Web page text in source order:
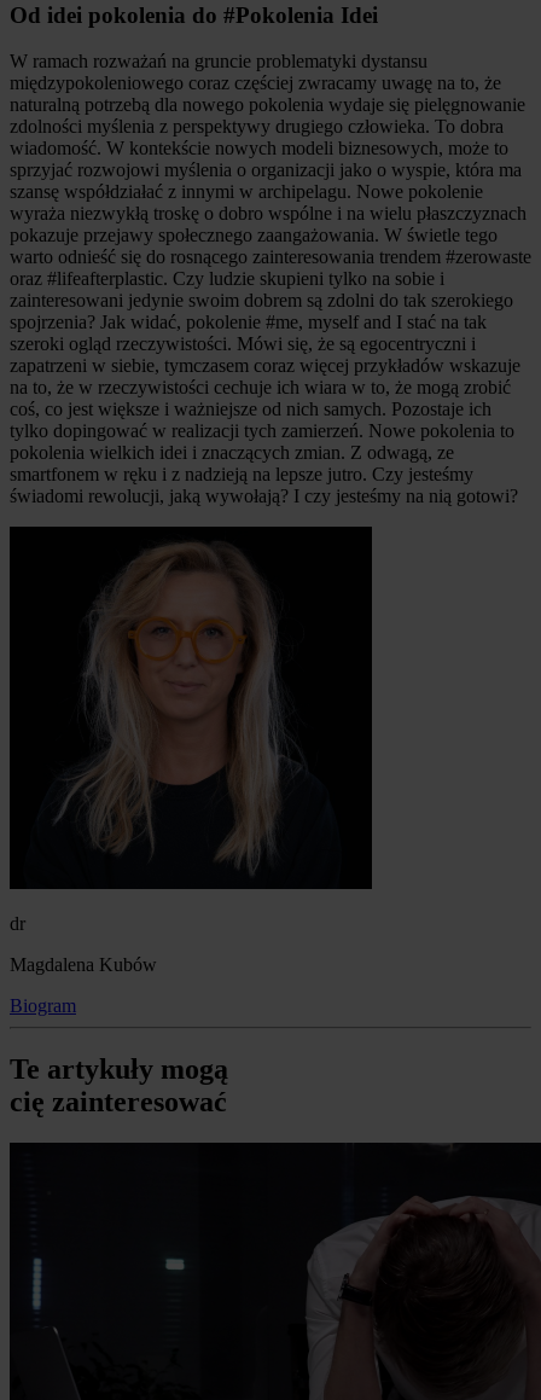
Od idei pokolenia do #Pokolenia Idei
W ramach rozważań na gruncie problematyki dystansu
międzypokoleniowego coraz częściej zwracamy uwagę na to, że
naturalną potrzebą dla nowego pokolenia wydaje się pielęgnowanie
zdolności myślenia z perspektywy drugiego człowieka. To dobra
wiadomość. W kontekście nowych modeli biznesowych, może to
sprzyjać rozwojowi myślenia o organizacji jako o wyspie, która ma
szansę współdziałać z innymi w archipelagu. Nowe pokolenie
wyraża niezwykłą troskę o dobro wspólne i na wielu płaszczyznach
pokazuje przejawy społecznego zaangażowania. W świetle tego
warto odnieść się do rosnącego zainteresowania trendem #zerowaste
oraz #lifeafterplastic. Czy ludzie skupieni tylko na sobie i
zainteresowani jedynie swoim dobrem są zdolni do tak szerokiego
spojrzenia? Jak widać, pokolenie #me, myself and I stać na tak
szeroki ogląd rzeczywistości. Mówi się, że są egocentryczni i
zapatrzeni w siebie, tymczasem coraz więcej przykładów wskazuje
na to, że w rzeczywistości cechuje ich wiara w to, że mogą zrobić
coś, co jest większe i ważniejsze od nich samych. Pozostaje ich
tylko dopingować w realizacji tych zamierzeń. Nowe pokolenia to
pokolenia wielkich idei i znaczących zmian. Z odwagą, ze
smartfonem w ręku i z nadzieją na lepsze jutro. Czy jesteśmy
świadomi rewolucji, jaką wywołają? I czy jesteśmy na nią gotowi?
dr
Magdalena Kubów
Biogram
Te artykuły mogą
cię zainteresować